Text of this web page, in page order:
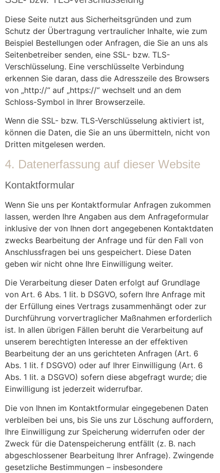
Diese Seite nutzt aus Sicherheitsgründen und zum
Schutz der Übertragung vertraulicher Inhalte, wie zum
Beispiel Bestellungen oder Anfragen, die Sie an uns als
Seitenbetreiber senden, eine SSL- bzw. TLS-
Verschlüsselung. Eine verschlüsselte Verbindung
erkennen Sie daran, dass die Adresszeile des Browsers
von „http://“ auf „https://“ wechselt und an dem
Schloss-Symbol in Ihrer Browserzeile.
Wenn die SSL- bzw. TLS-Verschlüsselung aktiviert ist,
können die Daten, die Sie an uns übermitteln, nicht von
Dritten mitgelesen werden.
4. Datenerfassung auf dieser Website
Kontaktformular
Wenn Sie uns per Kontaktformular Anfragen zukommen
lassen, werden Ihre Angaben aus dem Anfrageformular
inklusive der von Ihnen dort angegebenen Kontaktdaten
zwecks Bearbeitung der Anfrage und für den Fall von
Anschlussfragen bei uns gespeichert. Diese Daten
geben wir nicht ohne Ihre Einwilligung weiter.
Die Verarbeitung dieser Daten erfolgt auf Grundlage
von Art. 6 Abs. 1 lit. b DSGVO, sofern Ihre Anfrage mit
der Erfüllung eines Vertrags zusammenhängt oder zur
Durchführung vorvertraglicher Maßnahmen erforderlich
ist. In allen übrigen Fällen beruht die Verarbeitung auf
unserem berechtigten Interesse an der effektiven
Bearbeitung der an uns gerichteten Anfragen (Art. 6
Abs. 1 lit. f DSGVO) oder auf Ihrer Einwilligung (Art. 6
Abs. 1 lit. a DSGVO) sofern diese abgefragt wurde; die
Einwilligung ist jederzeit widerrufbar.
Die von Ihnen im Kontaktformular eingegebenen Daten
verbleiben bei uns, bis Sie uns zur Löschung auffordern,
Ihre Einwilligung zur Speicherung widerrufen oder der
Zweck für die Datenspeicherung entfällt (z. B. nach
abgeschlossener Bearbeitung Ihrer Anfrage). Zwingende
gesetzliche Bestimmungen – insbesondere